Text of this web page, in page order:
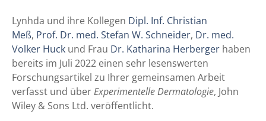
Lynhda und ihre Kollegen Dipl. Inf. Christian
Meß, Prof. Dr. med. Stefan W. Schneider, Dr. med.
Volker Huck und Frau Dr. Katharina Herberger haben
bereits im Juli 2022 einen sehr lesenswerten
Forschungsartikel zu Ihrer gemeinsamen Arbeit
verfasst und überExperimentelle Dermatologie, John
Wiley & Sons Ltd. veröffentlicht.